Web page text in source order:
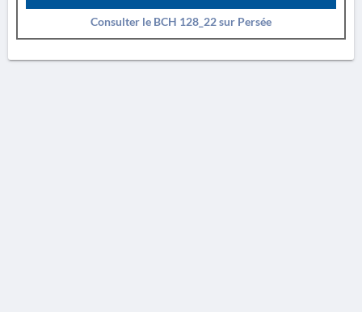
Consulter le BCH 128_22 sur Persée